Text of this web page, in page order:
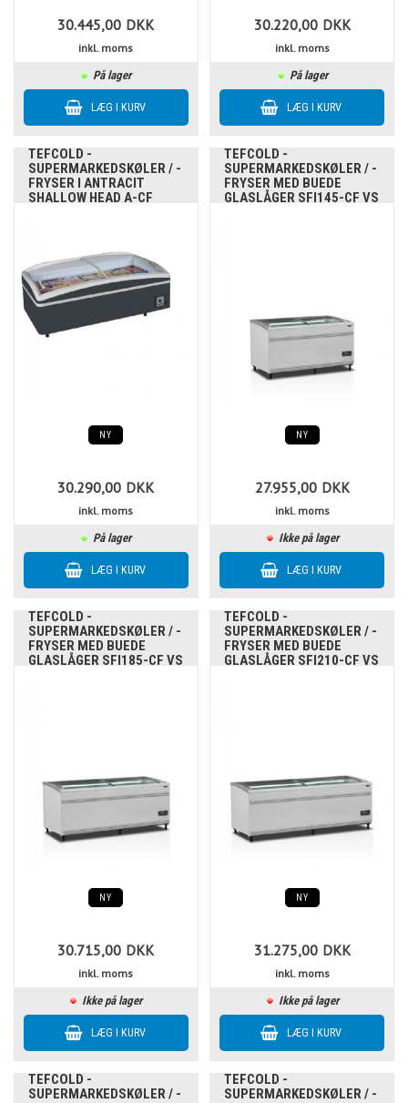
30.445,00 DKK
inkl. moms
På lager
30.220,00 DKK
inkl. moms
På lager
TEFCOLD -
SUPERMARKEDSKØLER / -
FRYSER I ANTRACIT
SHALLOW HEAD A-CF
NY
30.290,00 DKK
inkl. moms
På lager
TEFCOLD -
SUPERMARKEDSKØLER / -
FRYSER MED BUEDE
GLASLÅGER SFI145-CF VS
NY
27.955,00 DKK
inkl. moms
Ikke på lager
TEFCOLD -
SUPERMARKEDSKØLER / -
FRYSER MED BUEDE
GLASLÅGER SFI185-CF VS
NY
30.715,00 DKK
inkl. moms
Ikke på lager
TEFCOLD -
SUPERMARKEDSKØLER / -
FRYSER MED BUEDE
GLASLÅGER SFI210-CF VS
NY
31.275,00 DKK
inkl. moms
Ikke på lager
TEFCOLD -
SUPERMARKEDSKØLER / -
TEFCOLD -
SUPERMARKEDSKØLER / -